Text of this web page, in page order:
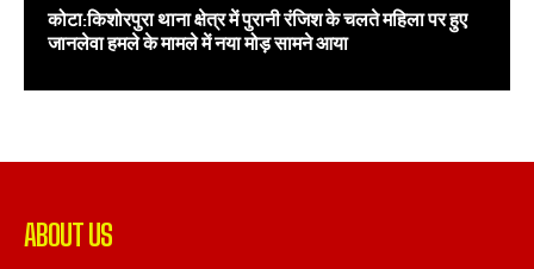
कोटा:किशोरपुरा थाना क्षेत्र में पुरानी रंजिश के चलते महिला पर हुए
जानलेवा हमले के मामले में नया मोड़ सामने आया
ABOUT US